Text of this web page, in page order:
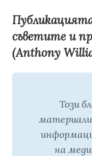
съветите и
(Anthony
Този
материали
на